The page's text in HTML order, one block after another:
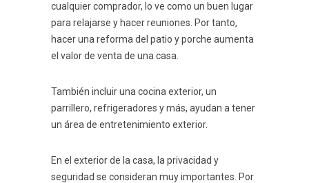
cualquier comprador, lo ve como un buen lugar
para relajarse y hacer reuniones. Por tanto,
hacer una reforma del patio y porche aumenta
el valor de venta de una casa.
También incluir una cocina exterior, un
parrillero, refrigeradores y más, ayudan a tener
un área de entretenimiento exterior.
En el exterior de la casa, la privacidad y
seguridad se consideran muy importantes. Por